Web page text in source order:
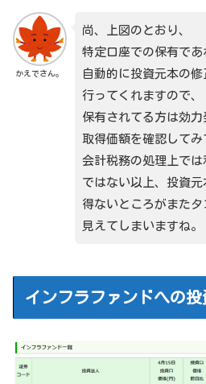
かえでさん。
尚、上図のとおり、
特定口座での保有であ
自動的に投資元本の修
行ってくれますので、
保有されてる方は効力
取得価額を確認してみ
会計税務の処理上では
ではない以上、投資
得ないところがまたタ
見えてしまいますね。
インフラファンドへの投